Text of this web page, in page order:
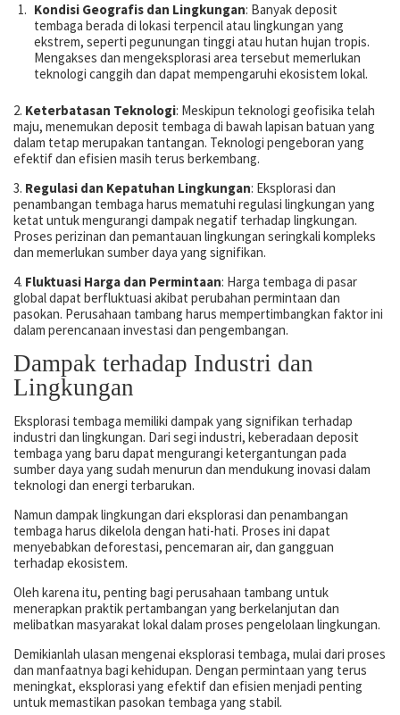
Kondisi Geografis dan Lingkungan: Banyak deposit
tembaga berada di lokasi terpencil atau lingkungan yang
ekstrem, seperti pegunungan tinggi atau hutan hujan tropis.
Mengakses dan mengeksplorasi area tersebut memerlukan
teknologi canggih dan dapat mempengaruhi ekosistem lokal.
2. Keterbatasan Teknologi: Meskipun teknologi geofisika telah
maju, menemukan deposit tembaga di bawah lapisan batuan yang
dalam tetap merupakan tantangan. Teknologi pengeboran yang
efektif dan efisien masih terus berkembang.
3. Regulasi dan Kepatuhan Lingkungan: Eksplorasi dan
penambangan tembaga harus mematuhi regulasi lingkungan yang
ketat untuk mengurangi dampak negatif terhadap lingkungan.
Proses perizinan dan pemantauan lingkungan seringkali kompleks
dan memerlukan sumber daya yang signifikan.
4. Fluktuasi Harga dan Permintaan: Harga tembaga di pasar
global dapat berfluktuasi akibat perubahan permintaan dan
pasokan. Perusahaan tambang harus mempertimbangkan faktor ini
dalam perencanaan investasi dan pengembangan.
Dampak terhadap Industri dan
Lingkungan
Eksplorasi tembaga memiliki dampak yang signifikan terhadap
industri dan lingkungan. Dari segi industri, keberadaan deposit
tembaga yang baru dapat mengurangi ketergantungan pada
sumber daya yang sudah menurun dan mendukung inovasi dalam
teknologi dan energi terbarukan.
Namun dampak lingkungan dari eksplorasi dan penambangan
tembaga harus dikelola dengan hati-hati. Proses ini dapat
menyebabkan deforestasi, pencemaran air, dan gangguan
terhadap ekosistem.
Oleh karena itu, penting bagi perusahaan tambang untuk
menerapkan praktik pertambangan yang berkelanjutan dan
melibatkan masyarakat lokal dalam proses pengelolaan lingkungan.
Demikianlah ulasan mengenai eksplorasi tembaga, mulai dari proses
dan manfaatnya bagi kehidupan. Dengan permintaan yang terus
meningkat, eksplorasi yang efektif dan efisien menjadi penting
untuk memastikan pasokan tembaga yang stabil.